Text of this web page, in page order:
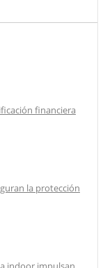
financiera
la protección